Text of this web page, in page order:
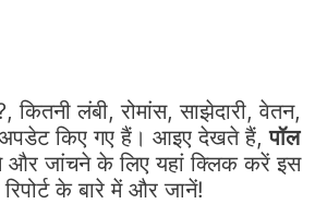
कितनी लंबी, रोमांस, साझेदारी, वेतन,
अपडेट किए गए हैं। आइए देखते हैं,पॉल
जांचने के लिए यहां क्लिक करें इस
के बारे में और जानें!